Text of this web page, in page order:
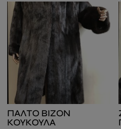
ΠΑΛΤΟ ΒΙΖΟΝ
ΚΟΥΚΟΥΛΑ